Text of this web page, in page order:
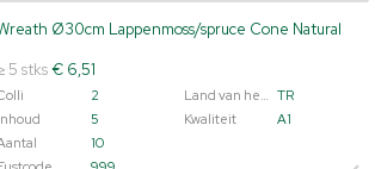
Ø30cm Lappenmoss/spruce Cone Natural
5 stks€ 6,51
2
TR
5 Kwaliteit
A1
10
Lappenmoss/spruce Cone Natural
zijn om te kunnen kopen.